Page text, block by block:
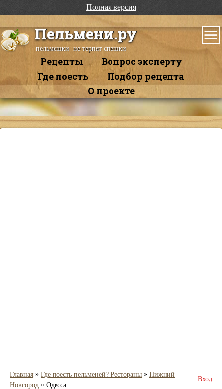
Полная версия
Пельмени.ру
пельмешки не терпят спешки
Рецепты
Вопрос эксперту
Где поесть
Подбор рецепта
О проекте
Главная » Где поесть пельменей? Рестораны » Нижний
Новгород » Одесса
Вход